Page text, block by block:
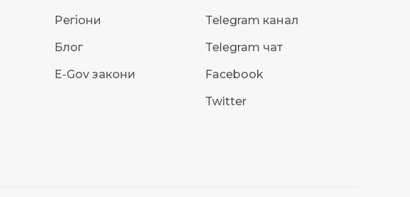
Регіони
Блог
E-Gov закони
Telegram канал
Telegram чат
Facebook
Twitter